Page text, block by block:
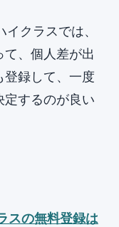
クラスでは、
、個人差が出
登録して、一度
定するのが良い
スの無料登録は